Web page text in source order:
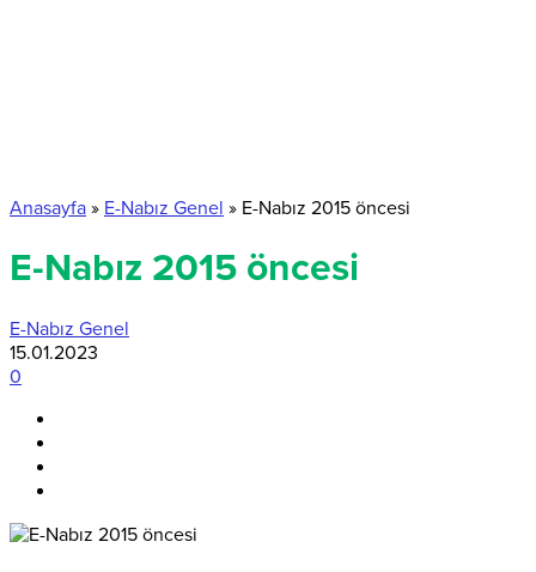
Anasayfa » E-Nabız Genel » E-Nabız 2015 öncesi
E-Nabız 2015 öncesi
E-Nabız Genel
15.01.2023
0